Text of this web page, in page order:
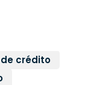
de crédito